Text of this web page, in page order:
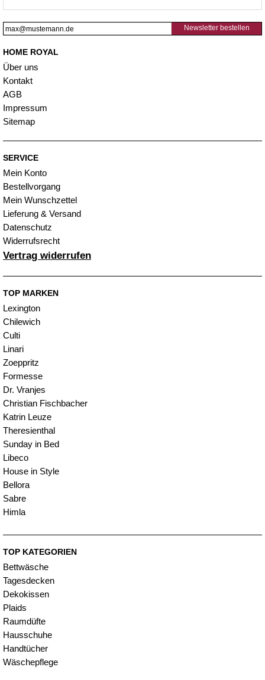
Newsletter bestellen
HOME ROYAL
Über uns
Kontakt
AGB
Impressum
Sitemap
SERVICE
Mein Konto
Bestellvorgang
Mein Wunschzettel
Lieferung & Versand
Datenschutz
Widerrufsrecht
Vertrag widerrufen
TOP MARKEN
Lexington
Chilewich
Culti
Linari
Zoeppritz
Formesse
Dr. Vranjes
Christian Fischbacher
Katrin Leuze
Theresienthal
Sunday in Bed
Libeco
House in Style
Bellora
Sabre
Himla
TOP KATEGORIEN
Bettwäsche
Tagesdecken
Dekokissen
Plaids
Raumdüfte
Hausschuhe
Handtücher
Wäschepflege